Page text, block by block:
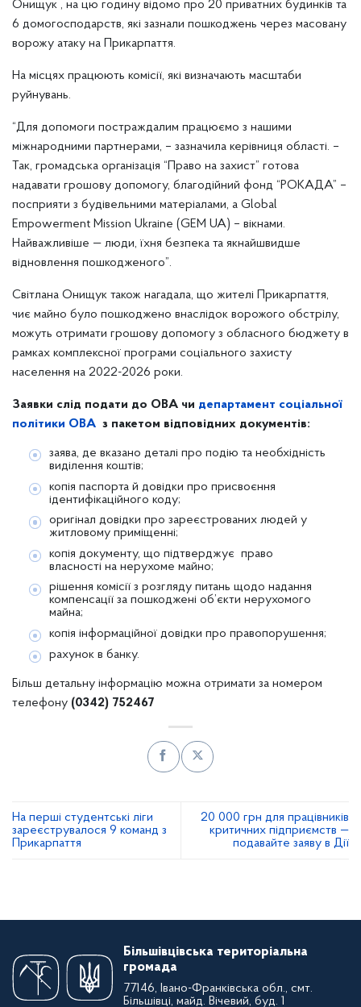
Онищук , на цю годину відомо про 20 приватних будинків та
6 домогосподарств, які зазнали пошкоджень через масовану
ворожу атаку на Прикарпаття.
На місцях працюють комісії, які визначають масштаби
руйнувань.
“Для допомоги постраждалим працюємо з нашими
міжнародними партнерами, – зазначила керівниця області. –
Так, громадська організація “Право на захист” готова
надавати грошову допомогу, благодійний фонд “РОКАДА” –
посприяти з будівельними матеріалами, а Global
Empowerment Mission Ukraine (GEM UA) – вікнами.
Найважливіше — люди, їхня безпека та якнайшвидше
відновлення пошкодженого”.
Світлана Онищук також нагадала, що жителі Прикарпаття,
чиє майно було пошкоджено внаслідок ворожого обстрілу,
можуть отримати грошову допомогу з обласного бюджету в
рамках комплексної програми соціального захисту
населення на 2022-2026 роки.
Заявки слід подати до ОВА чи департамент соціальної
політики ОВА з пакетом відповідних документів:
заява, де вказано деталі про подію та необхідність
виділення коштів;
копія паспорта й довідки про присвоєння
ідентифікаційного коду;
оригінал довідки про зареєстрованих людей у
житловому приміщенні;
копія документу, що підтверджує право
власності на нерухоме майно;
рішення комісії з розгляду питань щодо надання
компенсації за пошкоджені об’єкти нерухомого
майна;
копія інформаційної довідки про правопорушення;
рахунок в банку.
Більш детальну інформацію можна отримати за номером
телефону (0342) 752467
На перші студентські ліги
зареєструвалося 9 команд з
Прикарпаття
20 000 грн для працівників
критичних підприємств —
подавайте заяву в Дії
Більшівцівська територіальна
громада
77146, Івано-Франківська обл., смт.
Більшівці, майд. Вічевий, буд. 1